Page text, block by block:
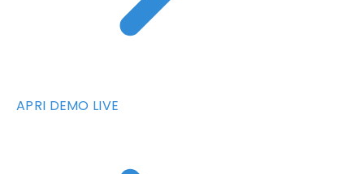
APRI DEMO LIVE